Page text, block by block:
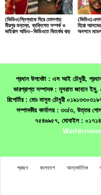
(ভিডিও)স্নিগ্ধাকে ঘিরে তোলপাড়:
মীরপুর মন্তব্য, ব্যক্তিগত সম্পর্ক ও
ভাইরাল অডিও–ভিডিওতে বিতর্কের ঝড়
হিরো
অনশনে
প্রধান উপদেষ্টা : এস আই চৌধুরী,
ভারপ্রাপ্ত সম্পাদক : নূসরাত জাহান
রিপোর্টার : মোঃ মাসুম চৌধুরী
সম্পাদকীয় কার্যালয় : ৩৩/৩, উত্তর
৭৫৪৬৯৫৭, মোবাইল :
প্রচ্ছদ বাংলাদেশ আন্তর্জাতিক